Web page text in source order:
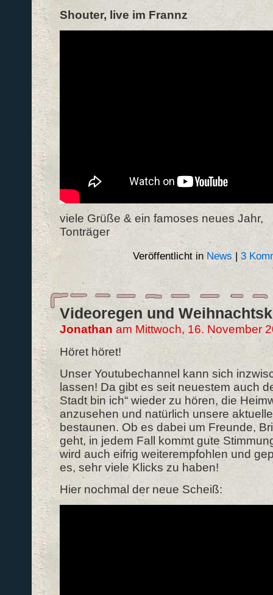
Shouter, live im Frannz
viele Grüße & ein famoses neues Jahr,
Tonträger
Veröffentlicht in News | 3
Videoregen und
Jonathan am Mittwoch, 16. November
Höret höret!
Unser Youtubechannel kann sich
lassen! Da gibt es seit neuestem auch
Stadt bin ich“ wieder zu hören, die
anzusehen und natürlich unsere
bestaunen. Ob es dabei um Freunde,
geht, in jedem Fall kommt gute
wird auch eifrig weiterempfohlen und
es, sehr viele Klicks zu haben!
Hier nochmal der neue Scheiß: